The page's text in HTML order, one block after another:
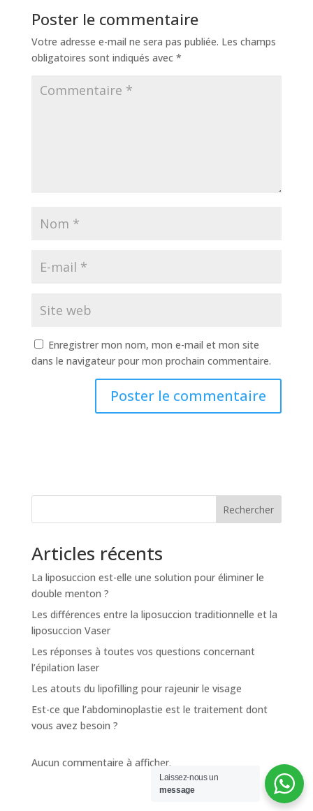
Poster le commentaire
Votre adresse e-mail ne sera pas publiée. Les champs
obligatoires sont indiqués avec *
Enregistrer mon nom, mon e-mail et mon site
dans le navigateur pour mon prochain commentaire.
e
:
Rechercher
Articles récents
La liposuccion est-elle une solution pour éliminer le
double menton ?
Les différences entre la liposuccion traditionnelle et la
liposuccion Vaser
Les réponses à toutes vos questions concernant
l’épilation laser
Les atouts du lipofilling pour rajeunir le visage
Est-ce que l’abdominoplastie est le traitement dont
vous avez besoin ?
Aucun commentaire à afficher.
Laissez-nous un
message